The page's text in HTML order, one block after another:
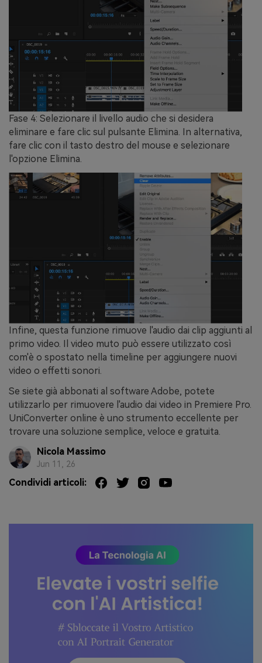
Fase 4: Selezionare il livello audio che si desidera
eliminare e fare clic sul pulsante Elimina. In alternativa,
fare clic con il tasto destro del mouse e selezionare
l'opzione Elimina.
Infine, questa funzione rimuove l'audio dai clip aggiunti al
primo video. Il video muto può essere utilizzato così
com'è o spostato nella timeline per aggiungere nuovi
video o effetti sonori.
Se siete già abbonati al software Adobe, potete
utilizzarlo per rimuovere l'audio dai video in Premiere Pro.
UniConverter online è uno strumento eccellente per
trovare una soluzione semplice, veloce e gratuita.
Nicola Massimo
Jun 11, 26
Condividi articoli: